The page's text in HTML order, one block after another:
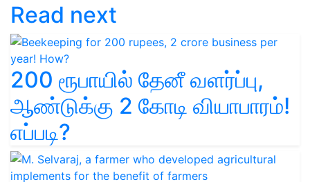
Read next
200 ரூபாயில் தேனீ வளர்ப்பு,
ஆண்டுக்கு 2 கோடி வியாபாரம்!
எப்படி?